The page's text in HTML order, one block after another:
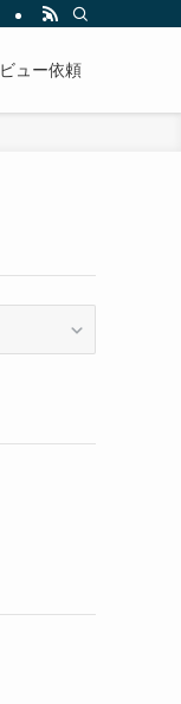
ュー依頼